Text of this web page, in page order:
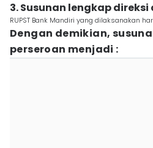
3. Susunan lengkap
RUPST Bank Mandiri yang dilaksanakan
Dengan demikian,
perseroan menjadi :